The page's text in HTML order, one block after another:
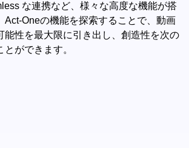
な連携など、様々な高度な機能が搭
Act-Oneの機能を探索することで、動画
能性を最大限に引き出し、創造性を次の
ができます。